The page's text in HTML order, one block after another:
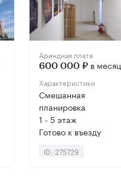
Арендная плата
600 000 ₽в месяц
Характеристики
Смешанная
планировка
1 - 5 этаж
Готово к въезду
ID: 275729